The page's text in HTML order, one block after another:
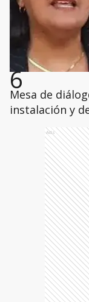
6
Mesa de
instalación y
Ads